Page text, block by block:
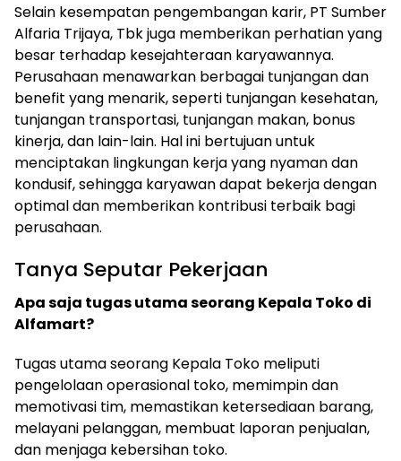
Selain kesempatan pengembangan karir, PT Sumber
Alfaria Trijaya, Tbk juga memberikan perhatian yang
besar terhadap kesejahteraan karyawannya.
Perusahaan menawarkan berbagai tunjangan dan
benefit yang menarik, seperti tunjangan kesehatan,
tunjangan transportasi, tunjangan makan, bonus
kinerja, dan lain-lain. Hal ini bertujuan untuk
menciptakan lingkungan kerja yang nyaman dan
kondusif, sehingga karyawan dapat bekerja dengan
optimal dan memberikan kontribusi terbaik bagi
perusahaan.
Tanya Seputar Pekerjaan
Apa saja tugas utama seorang Kepala Toko di
Alfamart?
Tugas utama seorang Kepala Toko meliputi
pengelolaan operasional toko, memimpin dan
memotivasi tim, memastikan ketersediaan barang,
melayani pelanggan, membuat laporan penjualan,
dan menjaga kebersihan toko.